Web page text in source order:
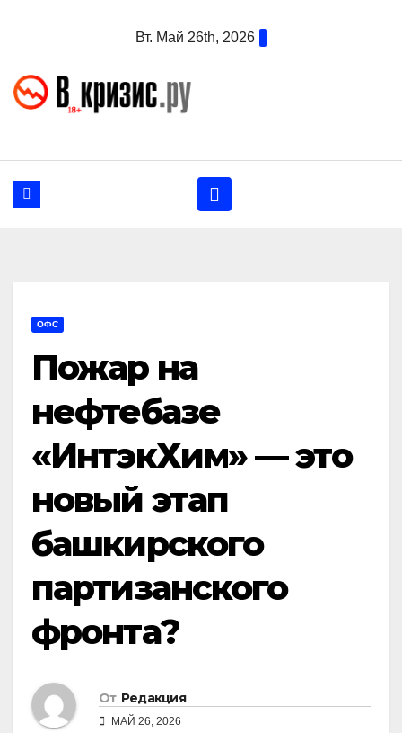
Вт. Май 26th, 2026
ОФС
Пожар на
нефтебазе
«ИнтэкХим» — это
новый этап
башкирского
партизанского
фронта?
От Редакция
МАЙ 26, 2026